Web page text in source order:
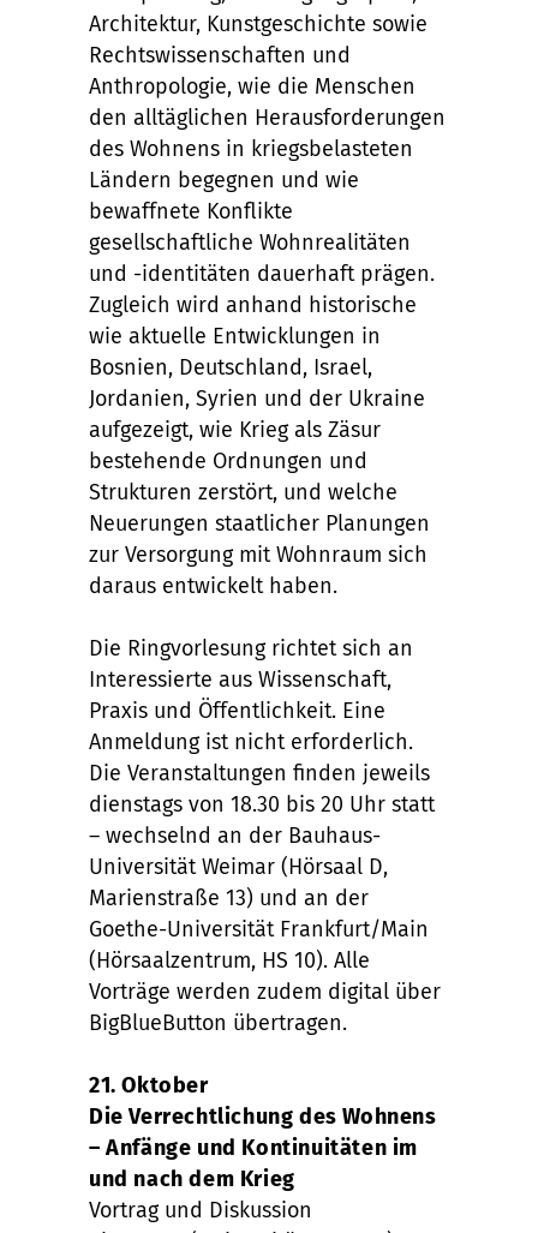
Architektur, Kunstgeschichte sowie
Rechtswissenschaften und
Anthropologie, wie die Menschen
den alltäglichen Herausforderungen
des Wohnens in kriegsbelasteten
Ländern begegnen und wie
bewaffnete Konflikte
gesellschaftliche Wohnrealitäten
und -identitäten dauerhaft prägen.
Zugleich wird anhand historische
wie aktuelle Entwicklungen in
Bosnien, Deutschland, Israel,
Jordanien, Syrien und der Ukraine
aufgezeigt, wie Krieg als Zäsur
bestehende Ordnungen und
Strukturen zerstört, und welche
Neuerungen staatlicher Planungen
zur Versorgung mit Wohnraum sich
daraus entwickelt haben.
Die Ringvorlesung richtet sich an
Interessierte aus Wissenschaft,
Praxis und Öffentlichkeit. Eine
Anmeldung ist nicht erforderlich.
Die Veranstaltungen finden jeweils
dienstags von 18.30 bis 20 Uhr statt
– wechselnd an der Bauhaus-
Universität Weimar (Hörsaal D,
Marienstraße 13) und an der
Goethe-Universität Frankfurt/Main
(Hörsaalzentrum, HS 10). Alle
Vorträge werden zudem digital über
BigBlueButton übertragen.
21. Oktober
Die Verrechtlichung des Wohnens
– Anfänge und Kontinuitäten im
und nach dem Krieg
Vortrag und Diskussion